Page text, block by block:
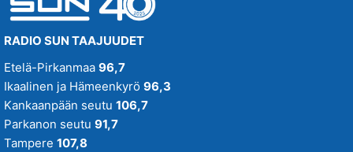
RADIO SUN TAAJUUDET
Etelä-Pirkanmaa 96,7
Ikaalinen ja Hämeenkyrö 96,3
Kankaanpään seutu 106,7
Parkanon seutu 91,7
Tampere 107,8